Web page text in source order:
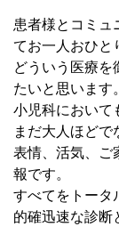
患者様とコミュ
てお一人おひと
どういう医療を
たいと思います。
小児科において
まだ大人ほどで
表情、活気、ご
報です。
すべてをトータ
的確迅速な診断